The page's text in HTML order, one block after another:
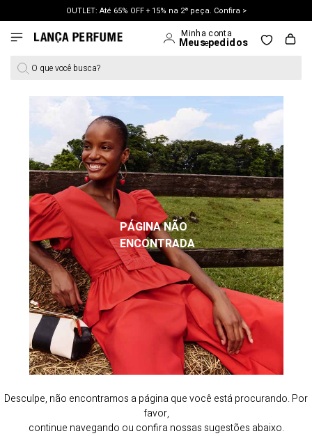
OUTLET: Até 65% OFF + 15% na 2ª peça. Confira >
LANÇAMENTO PRIMAVERA 27. Clique e aproveite.
O que você busca?
PÁGINA NÃO
ENCONTRADA
Desculpe, não encontramos a página que você está procurando. Por
favor,
continue navegando ou confira nossas sugestões abaixo.